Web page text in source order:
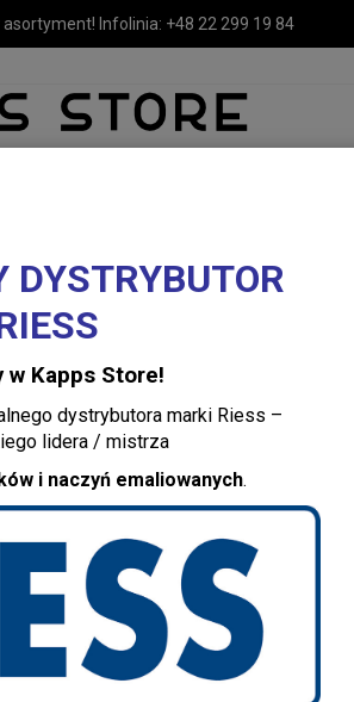
asortyment! Infolinia: +48 22 299 19 84
DYSTRYBUTOR
w Kapps Store!
dystrybutora marki Riess –
lidera / mistrza
i naczyń emaliowanych.
TEKSTYLIA I DEKORACJE DOMOWE
ORGANIZACJA